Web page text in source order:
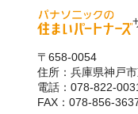
〒658-0054
住所：兵庫県神戸
電話：078-822-
FAX：078-856-